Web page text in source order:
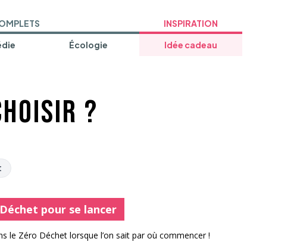
Écologie
INSPIRATION
Idée cadeau
?
pour se lancer
le Zéro Déchet lorsque l’on sait par où commencer !